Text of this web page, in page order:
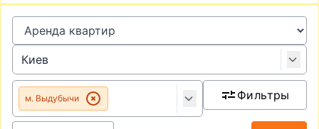
м. Выдубычи Фильтры